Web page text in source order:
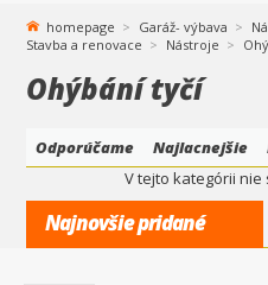
homepage Garáž- výbava
Stavba a renovace
Nástroje
Ohýbání tyčí
Odporúčame Najlacnejšie
V tejto kategórii
Najnovšie pridané